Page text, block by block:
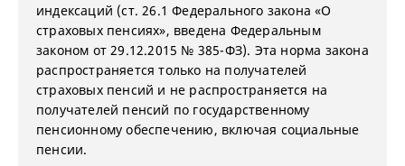
индексаций (ст. 26.1 Федерального закона «О
страховых пенсиях», введена Федеральным
законом от 29.12.2015 № 385-ФЗ). Эта норма закона
распространяется только на получателей
страховых пенсий и не распространяется на
получателей пенсий по государственному
пенсионному обеспечению, включая социальные
пенсии.